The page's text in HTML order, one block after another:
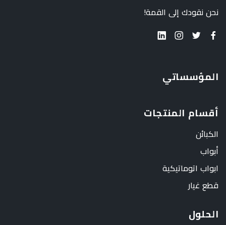
نحن نقودك إلى القمة!
المؤسساتي
أقسام المنتجات
الكبائن
أبواب
ابواب اتوماتيكية
قطع غيار
الحلول